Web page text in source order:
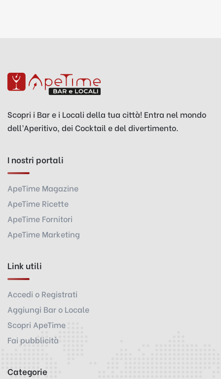
Scopri i Bar e i Locali della tua città! Entra nel mondo
dell’Aperitivo, dei Cocktail e del divertimento.
I nostri portali
ApeTime Magazine
ApeTime Ricette
ApeTime Fornitori
ApeTime Marketing
Link utili
Accedi o Registrati
Aggiungi Bar o Locale
Scopri ApeTime
Fai pubblicità
Categorie